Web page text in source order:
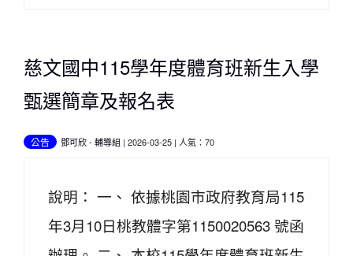
慈文國中115學年度體育班新生入學
甄選簡章及報名表
公告 鄧可欣- 輔導組 | 2026-03-25 | 人氣：70
說明： 一、 依據桃園市政府教育局115
年3月10日桃教體字第1150020563 號函